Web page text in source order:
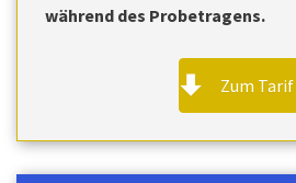
während des Probetragens.
Zum Tarif